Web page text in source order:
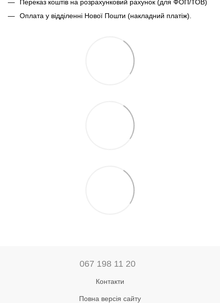
Переказ коштів на розрахунковий рахунок (для ФОП/ТОВ)
Оплата у відділенні Нової Пошти (накладний платіж).
067 198 11 20
Контакти
Повна версія сайту